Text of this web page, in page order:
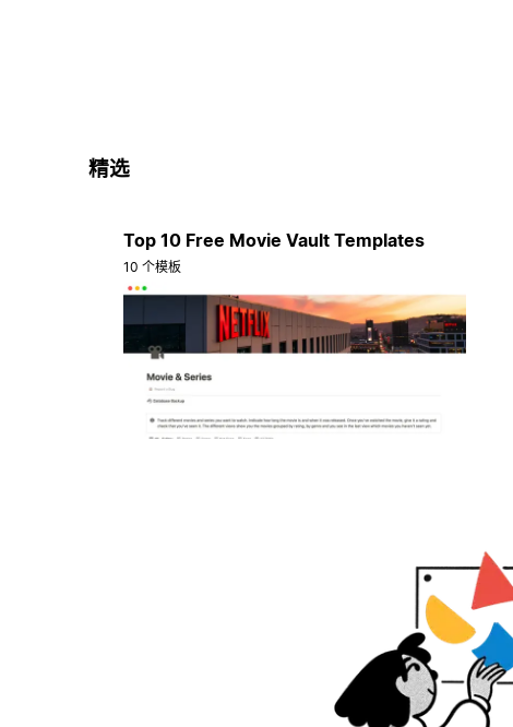
精选
Top 10 Free Movie Vault Templates
10 个模板